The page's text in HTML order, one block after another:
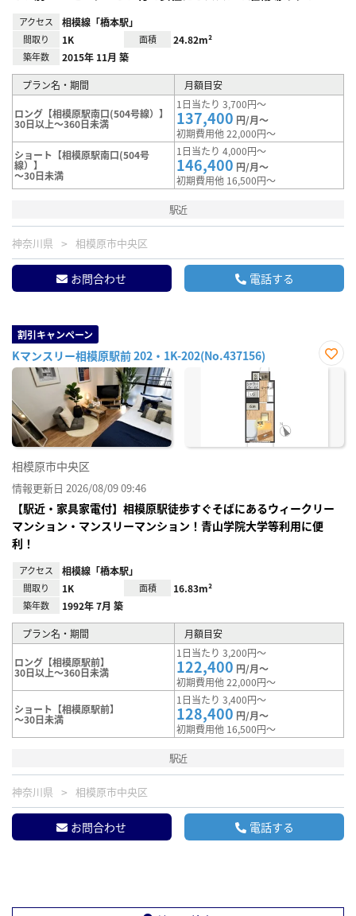
アクセス 相模線「橋本駅」
間取り 1K 面積 24.82m²
築年数 2015年 11月 築
プラン名・期間 月額目安
ロング【相模原駅南口(504号線）】
30日以上～360日未満
1日当たり 3,700円～
137,400 円/月～
初期費用他 22,000円～
ショート【相模原駅南口(504号
線）】
～30日未満
1日当たり 4,000円～
146,400 円/月～
初期費用他 16,500円～
駅近
神奈川県 相模原市中央区
お問合わせ 電話する
割引キャンペーン
Kマンスリー相模原駅前 202・1K-202(No.437156)
お気
相模原市中央区
情報更新日 2026/08/09 09:46
【駅近・家具家電付】相模原駅徒歩すぐそばにあるウィークリー
マンション・マンスリーマンション！青山学院大学等利用に便
利！
アクセス 相模線「橋本駅」
間取り 1K 面積 16.83m²
築年数 1992年 7月 築
プラン名・期間 月額目安
ロング【相模原駅前】
30日以上～360日未満
1日当たり 3,200円～
122,400 円/月～
初期費用他 22,000円～
ショート【相模原駅前】
～30日未満
1日当たり 3,400円～
128,400 円/月～
初期費用他 16,500円～
駅近
神奈川県 相模原市中央区
お問合わせ 電話する